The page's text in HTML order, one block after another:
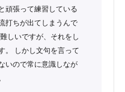
頑張って練習している
打ちが出てしまうんで
しいですが、それをし
。 しかし文句を言って
いので常に意識しなが